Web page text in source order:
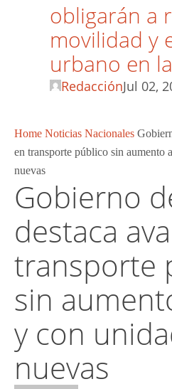
obligarán a
movilidad y
urbano en
RedacciónJul 02,
Home Noticias Nacionales
en transporte público sin aumento
nuevas
Gobierno
destaca
transporte
sin
y con
nuevas